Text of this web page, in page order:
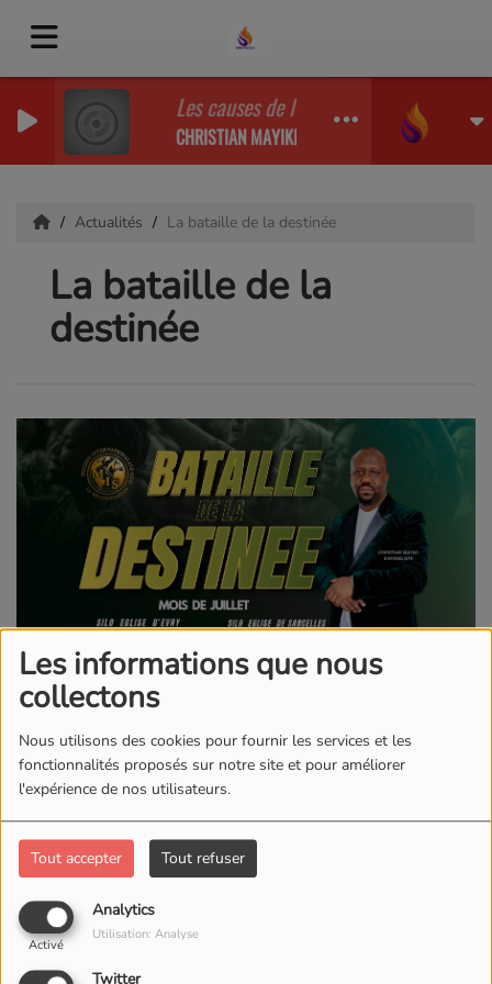
Les informations que nous
collectons
Nous utilisons des cookies pour fournir les services et les
fonctionnalités proposés sur notre site et pour améliorer
l'expérience de nos utilisateurs.
Tout accepter Tout refuser
Analytics
Activé
Utilisation: Analyse
Twitter
Les causes de l'échec Predi .MP3
CHRISTIAN MAYIKI
Actualités La bataille de la destinée
La bataille de la
destinée
Mois de Juillet 2026
Thème du mois :LA BATAILLE DE LA DESTINEE
Evry : Dimanche 09H45 à 12H30; Mercredi 18H00 à
14, Place de Terrasses d'Agora 91000 Evry